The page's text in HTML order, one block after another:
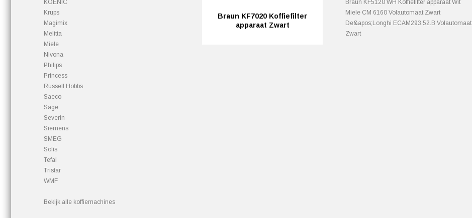
KOENIC
Krups
Magimix
Melitta
Miele
Nivona
Philips
Princess
Russell Hobbs
Saeco
Sage
Severin
Siemens
SMEG
Solis
Tefal
Tristar
WMF
Bekijk alle koffiemachines
Braun KF7020 Koffiefilter
apparaat Zwart
Braun KF5120 WH Koffiefilter apparaat Wit
Miele CM 6160 Volautomaat Zwart
De&apos;Longhi ECAM293.52.B Volautomaat
Zwart